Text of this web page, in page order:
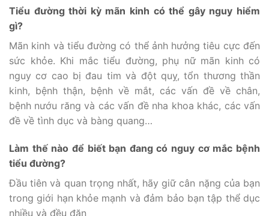
Tiểu đường thời kỳ mãn kinh có thể gây nguy hiểm
gì?
Mãn kinh và tiểu đường có thể ảnh hưởng tiêu cực đến
sức khỏe. Khi mắc tiểu đường, phụ nữ mãn kinh có
nguy cơ cao bị đau tim và đột quỵ, tổn thương thần
kinh, bệnh thận, bệnh về mắt, các vấn đề về chân,
bệnh nướu răng và các vấn đề nha khoa khác, các vấn
đề về tình dục và bàng quang…
Làm thế nào để biết bạn đang có nguy cơ mắc bệnh
tiểu đường?
Đầu tiên và quan trọng nhất, hãy giữ cân nặng của bạn
trong giới hạn khỏe mạnh và đảm bảo bạn tập thể dục
nhiều và đều đặn